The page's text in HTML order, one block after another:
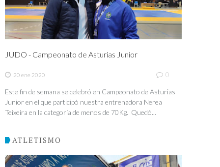
JUDO - Campeonato de Asturias Junior
20 ene 2020 0
Este fin de semana se celebró en Campeonato de Asturias
Junior en el que participó nuestra entrenadora Nerea
Teixeira en la categoría de menos de 70Kg. Quedó...
ATLETISMO